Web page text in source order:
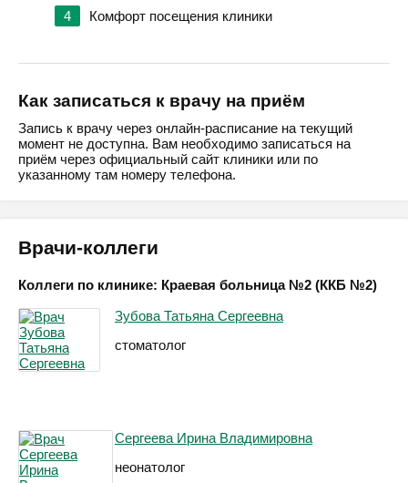
4
Комфорт посещения клиники
Как записаться к врачу на приём
Запись к врачу через онлайн-расписание на текущий
момент не доступна. Вам необходимо записаться на
приём через официальный сайт клиники или по
указанному там номеру телефона.
Врачи-коллеги
Коллеги по клинике: Краевая больница №2 (ККБ №2)
Зубова Татьяна Сергеевна
стоматолог
Сергеева Ирина Владимировна
неонатолог